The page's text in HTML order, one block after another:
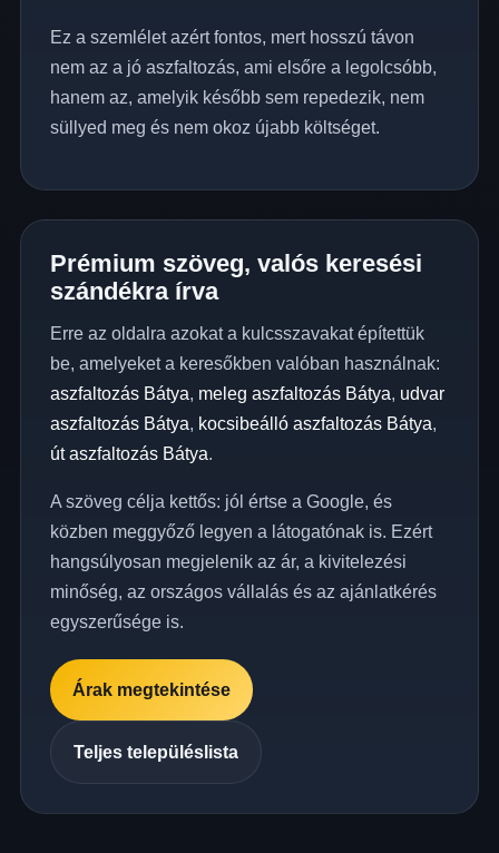
Ez a szemlélet azért fontos, mert hosszú távon
nem az a jó aszfaltozás, ami elsőre a legolcsóbb,
hanem az, amelyik később sem repedezik, nem
süllyed meg és nem okoz újabb költséget.
Prémium szöveg, valós keresési
szándékra írva
Erre az oldalra azokat a kulcsszavakat építettük
be, amelyeket a keresőkben valóban használnak:
aszfaltozás Bátya, meleg aszfaltozás Bátya, udvar
aszfaltozás Bátya, kocsibeálló aszfaltozás Bátya,
út aszfaltozás Bátya.
A szöveg célja kettős: jól értse a Google, és
közben meggyőző legyen a látogatónak is. Ezért
hangsúlyosan megjelenik az ár, a kivitelezési
minőség, az országos vállalás és az ajánlatkérés
egyszerűsége is.
Árak megtekintése
Teljes településlista